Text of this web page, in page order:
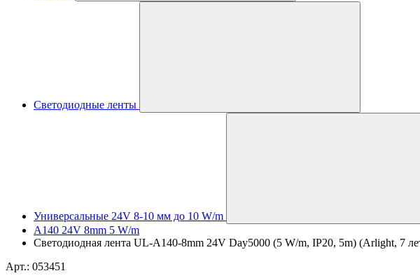
Светодиодные ленты
Универсальные 24V 8-10 мм до 10 W/m
A140 24V 8mm 5 W/m
Светодиодная лента UL-A140-8mm 24V Day5000 (5 W/m, IP20, 5m) (Arlight, 7
Арт.: 053451